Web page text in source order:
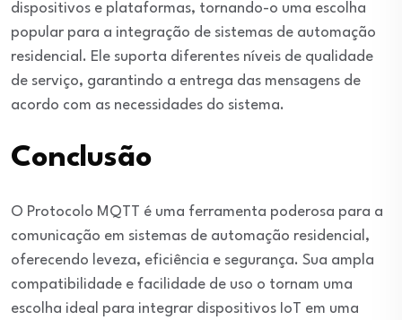
dispositivos e plataformas, tornando-o uma escolha
popular para a integração de sistemas de automação
residencial. Ele suporta diferentes níveis de qualidade
de serviço, garantindo a entrega das mensagens de
acordo com as necessidades do sistema.
Conclusão
O Protocolo MQTT é uma ferramenta poderosa para a
comunicação em sistemas de automação residencial,
oferecendo leveza, eficiência e segurança. Sua ampla
compatibilidade e facilidade de uso o tornam uma
escolha ideal para integrar dispositivos IoT em uma